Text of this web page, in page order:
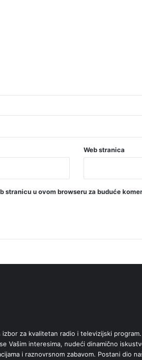
Web stranica
stranicu u ovom browseru za buduće
izbor za kvalitetan radio i televizijski program.
Vašim interesima, nudeći dinamično
i raznovrsnom zabavom. Postani dio